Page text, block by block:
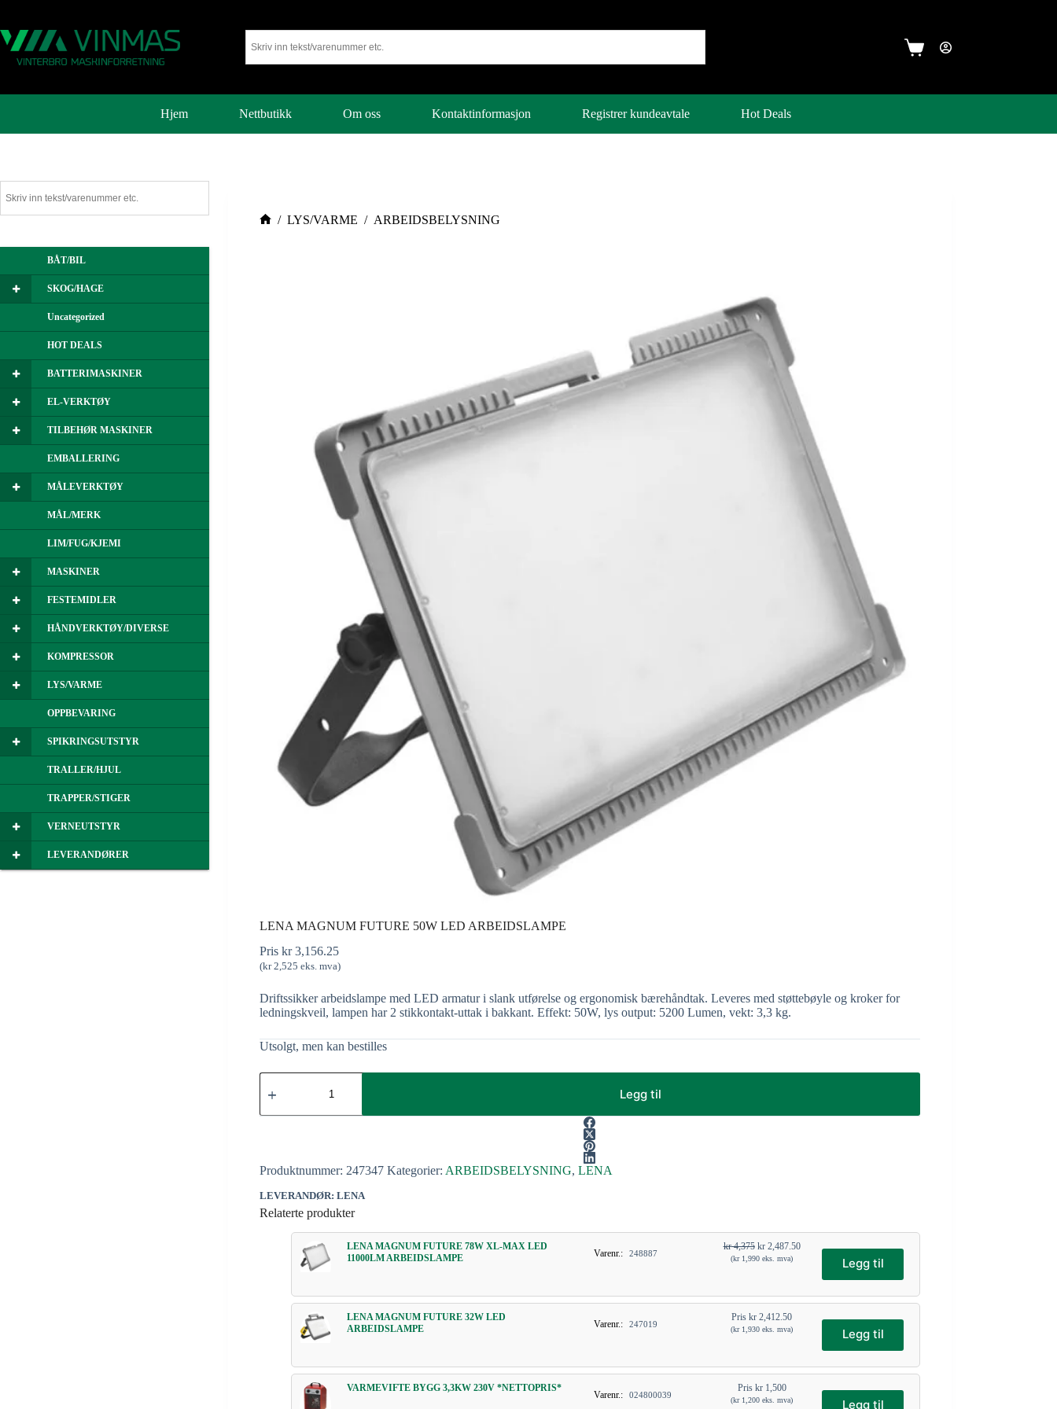
Hjem Nettbutikk Om oss Kontaktinformasjon Registrer kundeavtale Hot Deals
/ LYS/VARME / ARBEIDSBELYSNING
LENA MAGNUM FUTURE 50W LED ARBEIDSLAMPE
Pris kr3,156.25
(kr2,525 eks. mva)
Driftssikker arbeidslampe med LED armatur i slank utførelse og ergonomisk bærehåndtak. Leveres med støttebøyle og kroker for
ledningskveil, lampen har 2 stikkontakt-uttak i bakkant. Effekt: 50W, lys output: 5200 Lumen, vekt: 3,3 kg.
Utsolgt, men kan bestilles
Legg til
Produktnummer:247347 Kategorier:ARBEIDSBELYSNING,LENA
LEVERANDØR: LENA
Relaterte produkter
LENA MAGNUM FUTURE 78W XL-MAX LED
11000LM ARBEIDSLAMPE
Varenr.: 248887
kr4,375 kr2,487.50
(kr1,990 eks. mva) Legg til
LENA MAGNUM FUTURE 32W LED
ARBEIDSLAMPE
Varenr.: 247019
Pris kr 2,412.50
(kr1,930 eks. mva) Legg til
VARMEVIFTE BYGG 3,3KW 230V *NETTOPRIS*
Varenr.: 024800039
Pris kr1,500
(kr1,200 eks. mva) Legg til
BÅT/BIL
SKOG/HAGE
Uncategorized
HOT DEALS
BATTERIMASKINER
EL-VERKTØY
TILBEHØR MASKINER
EMBALLERING
MÅLEVERKTØY
MÅL/MERK
LIM/FUG/KJEMI
MASKINER
FESTEMIDLER
HÅNDVERKTØY/DIVERSE
KOMPRESSOR
LYS/VARME
OPPBEVARING
SPIKRINGSUTSTYR
TRALLER/HJUL
TRAPPER/STIGER
VERNEUTSTYR
LEVERANDØRER